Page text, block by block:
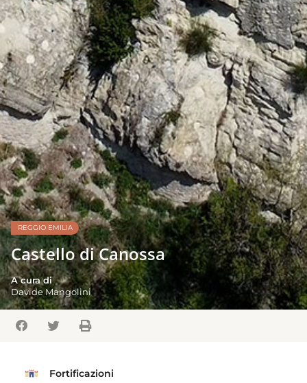
REGGIO EMILIA
Castello di Canossa
A cura di
Davide Mangolini
Fortificazioni